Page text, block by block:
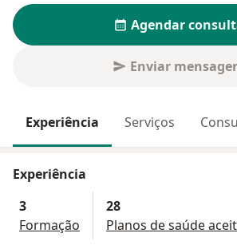
Agendar
Enviar
Experiência Serviços
Experiência
3
Formação
28
Planos de saúde